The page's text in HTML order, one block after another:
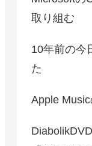
検索
最近の投稿